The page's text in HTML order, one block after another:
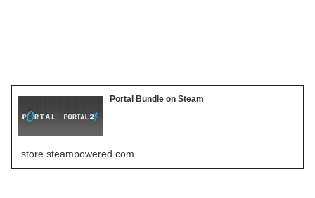
Portal Bundle on Steam
store.steampowered.com